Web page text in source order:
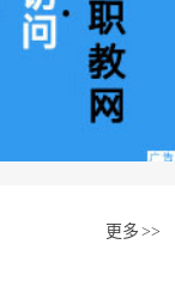
更多 >>